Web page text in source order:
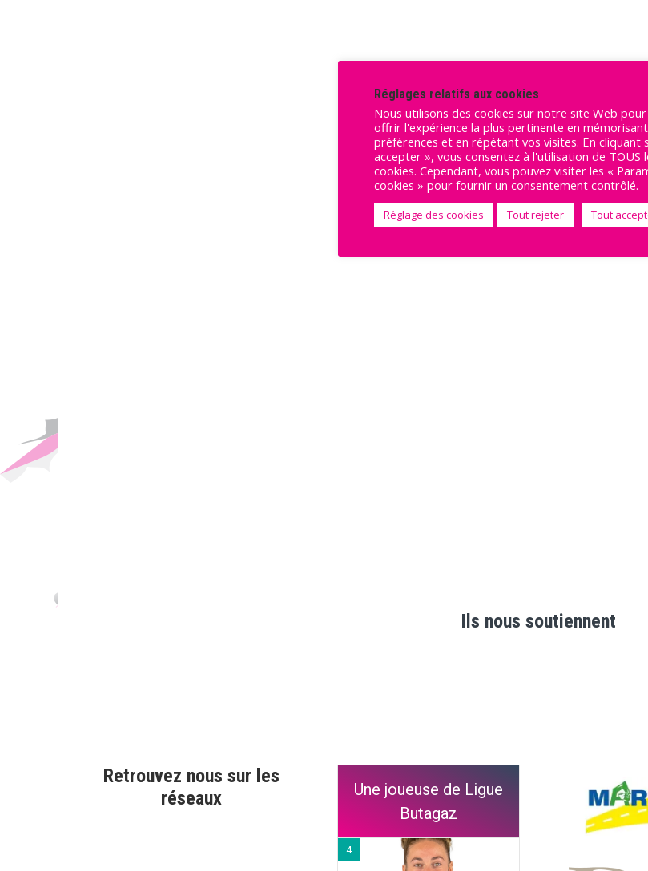
Ils nous soutiennent
Retrouvez nous sur les
réseaux
Une joueuse de Ligue
Butagaz
4
Réglages relatifs aux cookies
Nous utilisons des cookies sur notre site Web
offrir l'expérience la plus pertinente en
préférences et en répétant vos visites. En cliquant
accepter », vous consentez à l'utilisation de TOUS
cookies. Cependant, vous pouvez visiter les «
cookies » pour fournir un consentement contrôlé.
Réglage des cookies Tout rejeter Tout